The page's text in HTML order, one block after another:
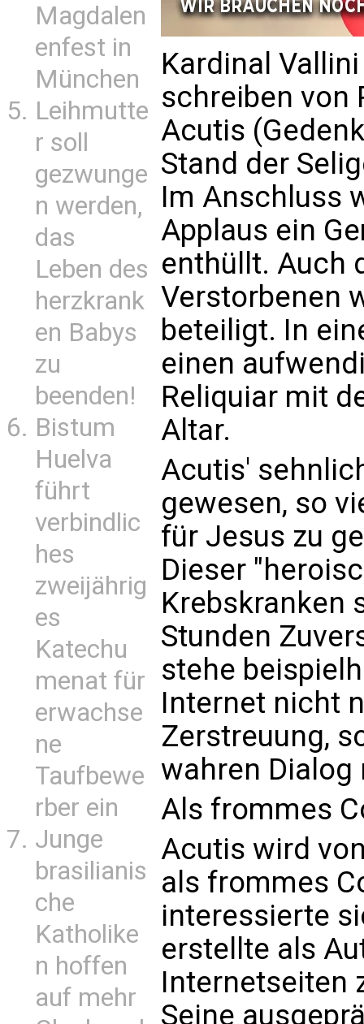
Magdalen
enfest in
München
Leihmutte
r soll
gezwunge
n werden,
das
Leben des
herzkrank
en Babys
zu
beenden!
Bistum
Huelva
führt
verbindlic
hes
zweijährig
es
Katechu
menat für
erwachse
ne
Taufbewe
rber ein
Junge
brasilianis
che
Katholike
n hoffen
auf mehr
Kardinal
schreiben von
Acutis
Stand der
Im Anschluss
Applaus ein
enthüllt. Auch
Verstorbenen
beteiligt. In
einen
Reliquiar mit
Altar.
Acutis'
gewesen, so
für Jesus zu
Dieser
Krebskranken
Stunden
stehe
Internet nicht
Zerstreuung,
wahren Dialog
Als frommes
Acutis wird
als frommes
interessierte
erstellte als
Internetseiten
Seine